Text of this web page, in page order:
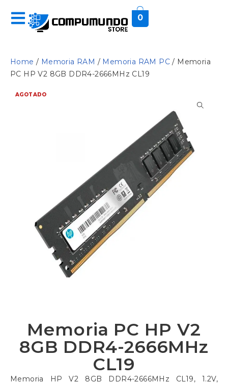
0
Home / Memoria RAM / Memoria RAM PC / Memoria
PC HP V2 8GB DDR4-2666MHz CL19
AGOTADO
Memoria PC HP V2
8GB DDR4-2666MHz
CL19
Memoria HP V2 8GB DDR4-2666MHz CL19, 1.2V,